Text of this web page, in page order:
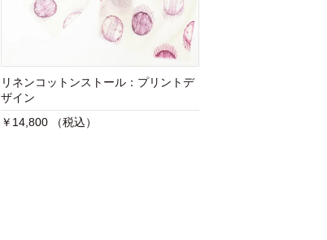
リネンコットンストール：プリントデ
ザイン
￥14,800 （税込）